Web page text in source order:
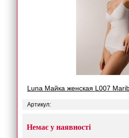
Luna Майка женская L007
Артикул:
Немає у наявності